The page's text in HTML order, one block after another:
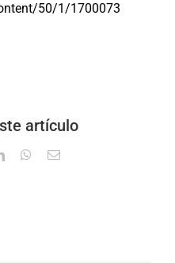
50/1/1700073
artículo
LinkedInWhatsApp
Correo